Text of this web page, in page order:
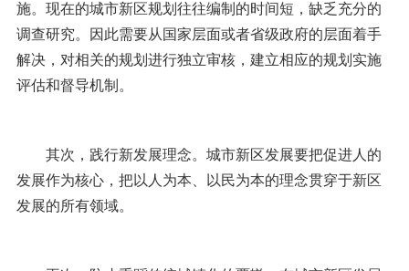
施。现在的城市新区规划往往编制的时间短，缺乏充分的
调查研究。因此需要从国家层面或者省级政府的层面着手
解决，对相关的规划进行独立审核，建立相应的规划实施
评估和督导机制。
其次，践行新发展理念。城市新区发展要把促进人的
发展作为核心，把以人为本、以民为本的理念贯穿于新区
发展的所有领域。